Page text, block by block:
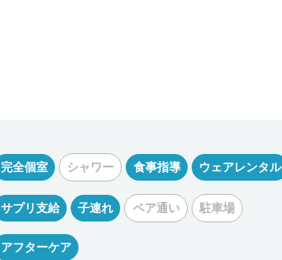
完全個室 シャワー 食事指導 ウェアレンタル
サプリ支給 子連れ ペア通い 駐車場
アフターケア